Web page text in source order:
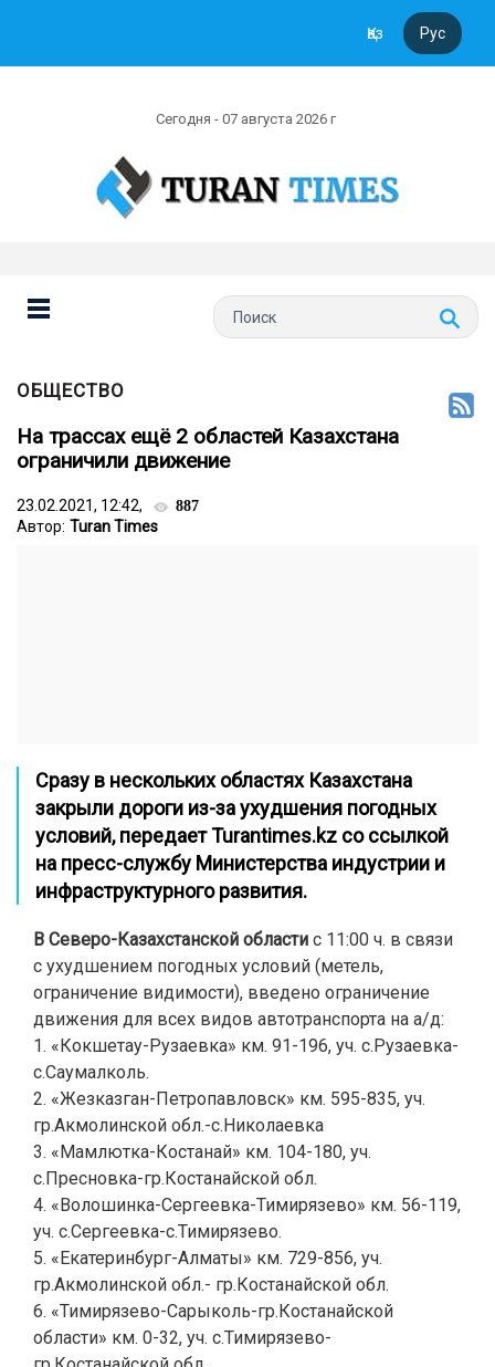
Қаз Рус
Сегодня - 07 августа 2026 г
ОБЩЕСТВО
На трассах ещё 2 областей Казахстана
ограничили движение
23.02.2021, 12:42, 887
Автор: Turan Times
Сразу в нескольких областях Казахстана
закрыли дороги из-за ухудшения погодных
условий, передаетTurantimes.kz со ссылкой
на пресс-службу Министерства индустрии и
инфраструктурного развития.
В Северо-Казахстанской области с 11:00 ч. в связи
с ухудшением погодных условий (метель,
ограничение видимости), введено ограничение
движения для всех видов автотранспорта на а/д:
1. «Кокшетау-Рузаевка» км. 91-196, уч. с.Рузаевка-
с.Саумалколь.
2. «Жезказган-Петропавловск» км. 595-835, уч.
гр.Акмолинской обл.-с.Николаевка
3. «Мамлютка-Костанай» км. 104-180, уч.
с.Пресновка-гр.Костанайской обл.
4. «Волошинка-Сергеевка-Тимирязево» км. 56-119,
уч. с.Сергеевка-с.Тимирязево.
5. «Екатеринбург-Алматы» км. 729-856, уч.
гр.Акмолинской обл.- гр.Костанайской обл.
6. «Тимирязево-Сарыколь-гр.Костанайской
области» км. 0-32, уч. с.Тимирязево-